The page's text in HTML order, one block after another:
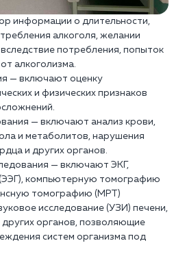
информации о длительности,
алкоголя, желании
потребления, попыток
алкоголизма.
— включают оценку
и физических признаков
— включают анализ крови,
и метаболитов, нарушения
и других органов.
— включают ЭКГ,
компьютерную томографию
томографию (МРТ)
исследование (УЗИ) печени,
органов, позволяющие
систем организма под